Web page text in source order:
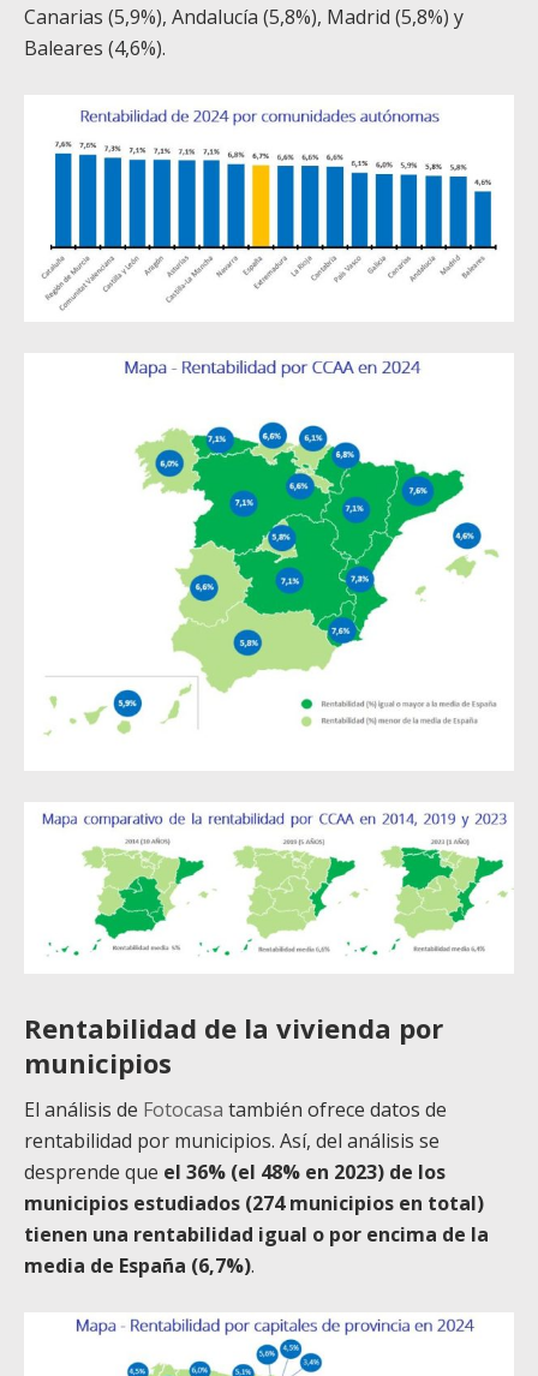
Canarias (5,9%), Andalucía (5,8%), Madrid (5,8%) y
Baleares (4,6%).
Rentabilidad de la vivienda por
municipios
El análisis de Fotocasa también ofrece datos de
rentabilidad por municipios. Así, del análisis se
desprende que el 36% (el 48% en 2023) de los
municipios estudiados (274 municipios en total)
tienen una rentabilidad igual o por encima de la
media de España (6,7%).